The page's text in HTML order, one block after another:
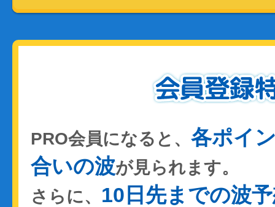
PRO会員になると、 各ポイ
合いの波が見られます。
さらに、 10日先までの波